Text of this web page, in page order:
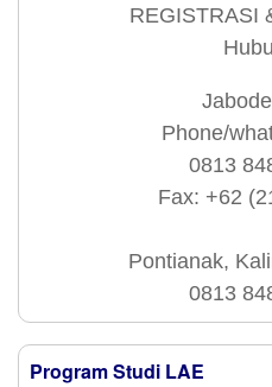
REGISTRASI
Phone/
0813
Fax: +62
Pontianak,
0813
Program Studi LAE